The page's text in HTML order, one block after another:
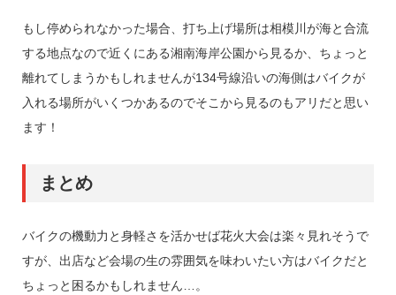
もし停められなかった場合、打ち上げ場所は相模川が海と合流
する地点なので近くにある湘南海岸公園から見るか、ちょっと
離れてしまうかもしれませんが134号線沿いの海側はバイクが
入れる場所がいくつかあるのでそこから見るのもアリだと思い
ます！
まとめ
バイクの機動力と身軽さを活かせば花火大会は楽々見れそうで
すが、出店など会場の生の雰囲気を味わいたい方はバイクだと
ちょっと困るかもしれません…。